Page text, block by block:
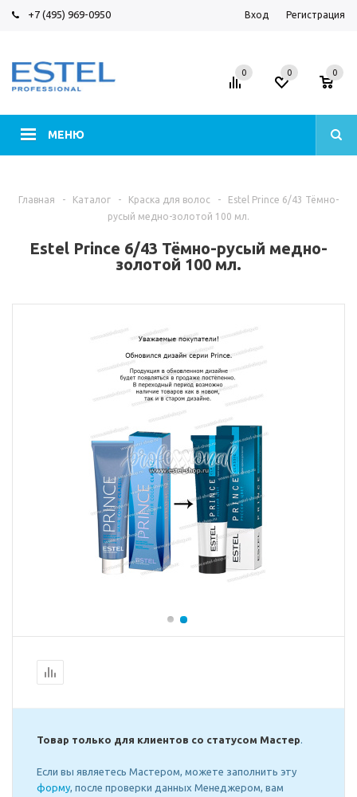
+7 (495) 969-0950 Вход Регистрация
МЕНЮ
0 0 0
Главная - Каталог - Краска для волос -
Estel Prince 6/43 Тёмно-
русый медно-золотой 100 мл.
Estel Prince 6/43 Тёмно-русый медно-
золотой 100 мл.
Товар только для клиентов со статусом Мастер.
Если вы являетесь Мастером, можете заполнить эту
форму, после проверки данных Менеджером, вам